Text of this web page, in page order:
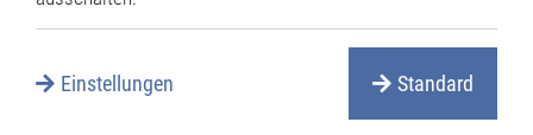
Zurück
Einstellungen Standard